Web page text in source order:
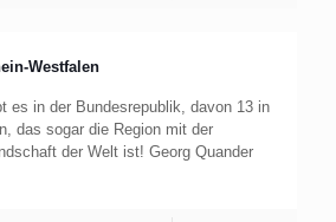
Westfalen
es in der Bundesrepublik, davon 13 in
das sogar die Region mit der
der Welt ist! Georg Quander